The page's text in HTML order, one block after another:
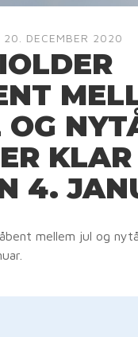
20. DECEMBER 2020
OG
KLAR
4.
mellem jul og